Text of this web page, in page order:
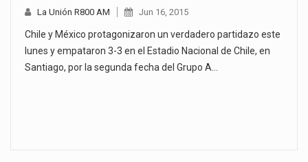
La Unión R800 AM Jun 16, 2015
Chile y México protagonizaron un verdadero partidazo este
lunes y empataron 3-3 en el Estadio Nacional de Chile, en
Santiago, por la segunda fecha del Grupo A…